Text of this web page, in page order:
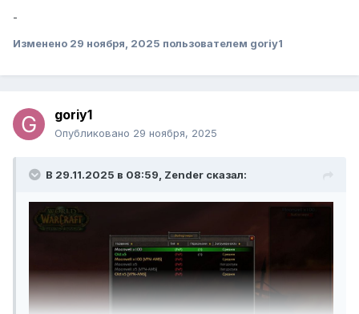
-
Изменено 29 ноября, 2025 пользователем goriy1
goriy1
Опубликовано 29 ноября, 2025
В 29.11.2025 в 08:59, Zender сказал: